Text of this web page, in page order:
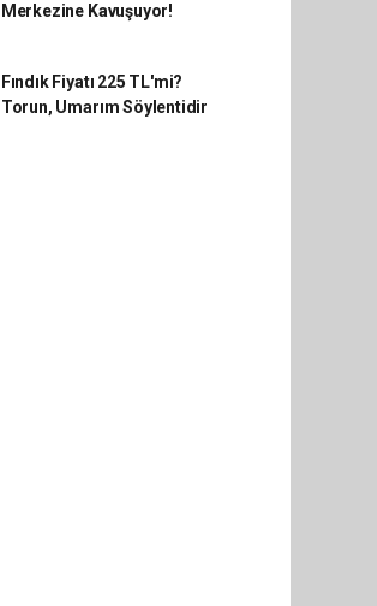
Merkezine Kavuşuyor!
Fındık Fiyatı 225 TL'mi?
Torun, Umarım Söylentidir